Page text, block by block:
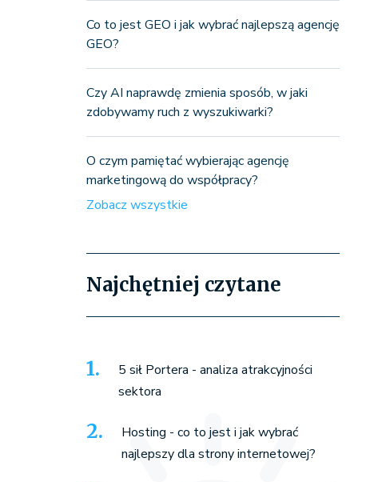
Co to jest GEO i jak wybrać najlepszą agencję
GEO?
Czy AI naprawdę zmienia sposób, w jaki
zdobywamy ruch z wyszukiwarki?
O czym pamiętać wybierając agencję
marketingową do współpracy?
Zobacz wszystkie
Najchętniej czytane
5 sił Portera - analiza atrakcyjności
sektora
Hosting - co to jest i jak wybrać
najlepszy dla strony internetowej?